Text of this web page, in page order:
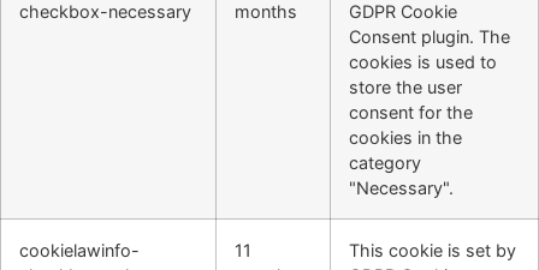
checkbox-necessary
months
GDPR Cookie
Consent plugin. The
cookies is used to
store the user
consent for the
cookies in the
category
"Necessary".
cookielawinfo-
11
This cookie is set by